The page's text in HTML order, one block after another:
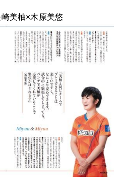
美柚×木原美悠